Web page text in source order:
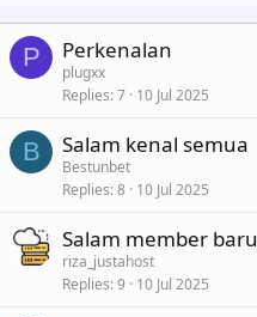
P Perkenalan
plugxx
Replies 7 10 Jul 2025
B Salam kenal semua
Bestunbet
Replies 8 10 Jul 2025
Salam member baru
riza_justahost
Replies 9 10 Jul 2025